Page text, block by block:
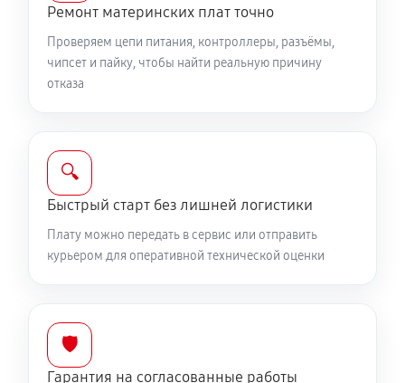
Ремонт материнских плат точно
Проверяем цепи питания, контроллеры, разъёмы,
чипсет и пайку, чтобы найти реальную причину
отказа
🔍
Быстрый старт без лишней логистики
Плату можно передать в сервис или отправить
курьером для оперативной технической оценки
🛡️
Гарантия на согласованные работы